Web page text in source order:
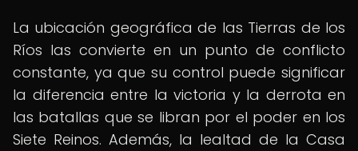
La ubicación geográfica de las Tierras de los
Ríos las convierte en un punto de conflicto
constante, ya que su control puede significar
la diferencia entre la victoria y la derrota en
las batallas que se libran por el poder en los
Siete Reinos. Además, la lealtad de la Casa